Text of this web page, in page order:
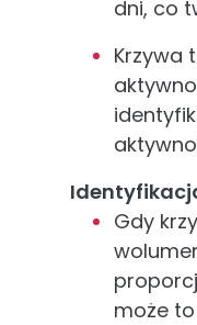
dni, co
Krzywa
Gdy
może